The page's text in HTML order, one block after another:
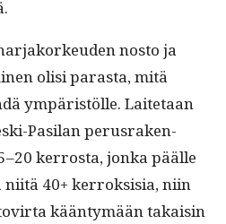
nos­to ja
olisi paras­ta, mitä
ympäristölle. Laite­taan
Pasi­lan perus­raken­
ker­rosta, jon­ka päälle
niitä 40+ ker­roksisia, niin
kään­tymään takaisin